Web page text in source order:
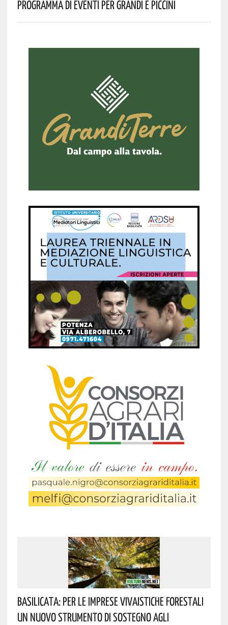
Programma Di Eventi Per Grandi E Piccini
Basilicata: Per Le Imprese Vivaistiche Forestali
Un Nuovo Strumento Di Sostegno Agli